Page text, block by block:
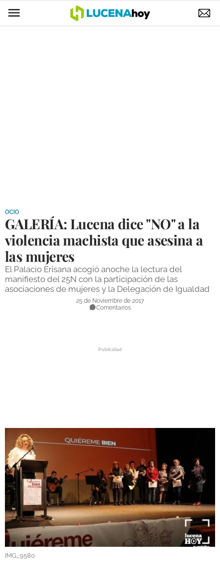
DEPORTES
COMPETICIONES
DEPORTE BASE
OPINIÓN
NECROLÓGICAS
GALERÍAS
OCIO
GALERÍA: Lucena dice "NO" a la
violencia machista que asesina a
las mujeres
El Palacio Erisana acogió anoche la lectura del
manifiesto del 25N con la participación de las
asociaciones de mujeres y la Delegación de Igualdad
25 de Noviembre de 2017
Comentarios
IMG_9580